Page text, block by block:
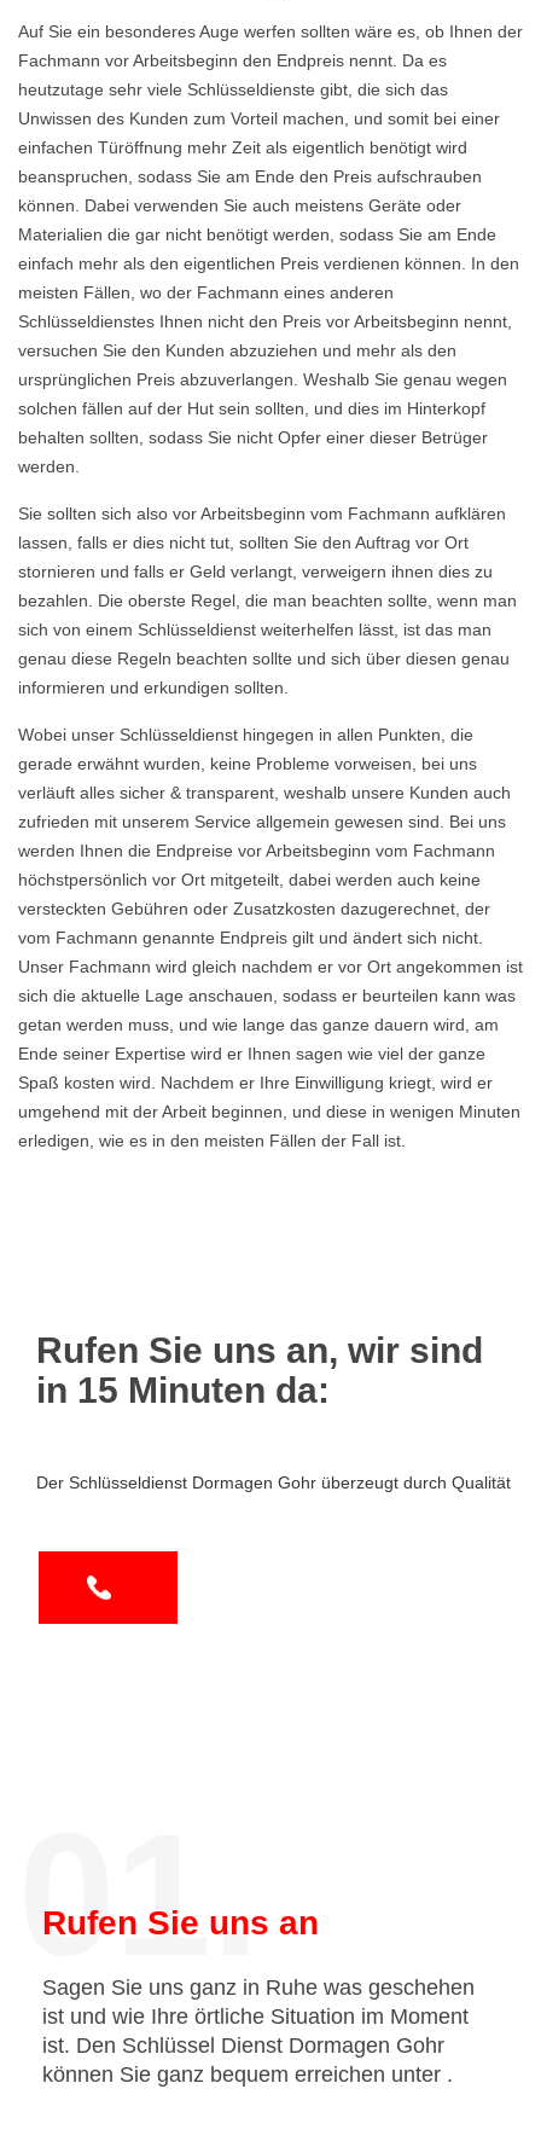
Auf Sie ein besonderes Auge werfen sollten wäre es, ob Ihnen der
Fachmann vor Arbeitsbeginn den Endpreis nennt. Da es
heutzutage sehr viele Schlüsseldienste gibt, die sich das
Unwissen des Kunden zum Vorteil machen, und somit bei einer
einfachen Türöffnung mehr Zeit als eigentlich benötigt wird
beanspruchen, sodass Sie am Ende den Preis aufschrauben
können. Dabei verwenden Sie auch meistens Geräte oder
Materialien die gar nicht benötigt werden, sodass Sie am Ende
einfach mehr als den eigentlichen Preis verdienen können. In den
meisten Fällen, wo der Fachmann eines anderen
Schlüsseldienstes Ihnen nicht den Preis vor Arbeitsbeginn nennt,
versuchen Sie den Kunden abzuziehen und mehr als den
ursprünglichen Preis abzuverlangen. Weshalb Sie genau wegen
solchen fällen auf der Hut sein sollten, und dies im Hinterkopf
behalten sollten, sodass Sie nicht Opfer einer dieser Betrüger
werden.
Sie sollten sich also vor Arbeitsbeginn vom Fachmann aufklären
lassen, falls er dies nicht tut, sollten Sie den Auftrag vor Ort
stornieren und falls er Geld verlangt, verweigern ihnen dies zu
bezahlen. Die oberste Regel, die man beachten sollte, wenn man
sich von einem Schlüsseldienst weiterhelfen lässt, ist das man
genau diese Regeln beachten sollte und sich über diesen genau
informieren und erkundigen sollten.
Wobei unser Schlüsseldienst hingegen in allen Punkten, die
gerade erwähnt wurden, keine Probleme vorweisen, bei uns
verläuft alles sicher & transparent, weshalb unsere Kunden auch
zufrieden mit unserem Service allgemein gewesen sind. Bei uns
werden Ihnen die Endpreise vor Arbeitsbeginn vom Fachmann
höchstpersönlich vor Ort mitgeteilt, dabei werden auch keine
versteckten Gebühren oder Zusatzkosten dazugerechnet, der
vom Fachmann genannte Endpreis gilt und ändert sich nicht.
Unser Fachmann wird gleich nachdem er vor Ort angekommen ist
sich die aktuelle Lage anschauen, sodass er beurteilen kann was
getan werden muss, und wie lange das ganze dauern wird, am
Ende seiner Expertise wird er Ihnen sagen wie viel der ganze
Spaß kosten wird. Nachdem er Ihre Einwilligung kriegt, wird er
umgehend mit der Arbeit beginnen, und diese in wenigen Minuten
erledigen, wie es in den meisten Fällen der Fall ist.
Rufen Sie uns an, wir sind
in 15 Minuten da:
Der Schlüsseldienst Dormagen Gohr überzeugt durch Qualität
01.
Rufen Sie uns an
Sagen Sie uns ganz in Ruhe was geschehen
ist und wie Ihre örtliche Situation im Moment
ist. Den Schlüssel Dienst Dormagen Gohr
können Sie ganz bequem erreichen unter .